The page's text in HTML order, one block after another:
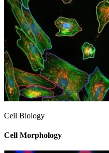
Cell Biology
Cell Morphology